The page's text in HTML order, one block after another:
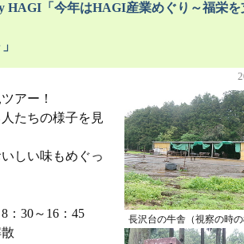
HAGI「今年はHAGI産業めぐり～福栄を
長沢台の牛舎（視察の時の
アー！
たちの様子を見
しい味もめぐっ
30～16：45